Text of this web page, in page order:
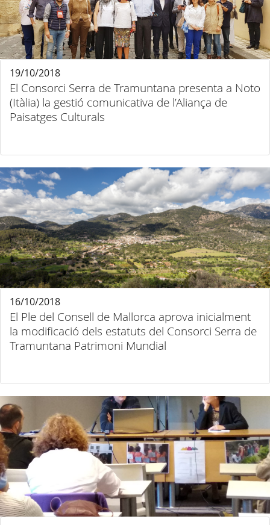
El Consorci Serra de Tramuntana presenta a Noto
(Itàlia) la gestió comunicativa de l’Aliança de
Paisatges Culturals
19/10/2018
El Ple del Consell de Mallorca aprova inicialment
la modificació dels estatuts del Consorci Serra de
Tramuntana Patrimoni Mundial
16/10/2018